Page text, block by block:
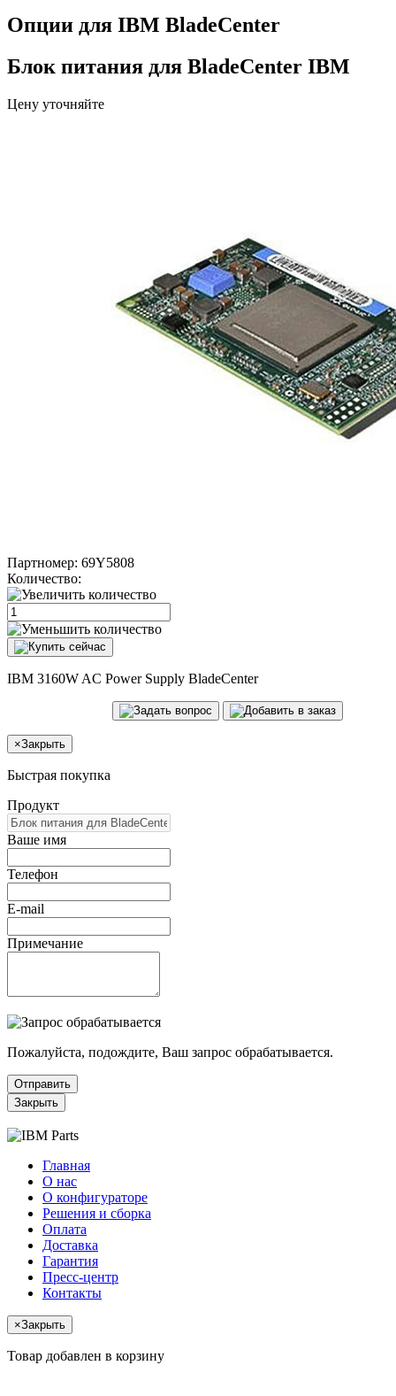
Опции для IBM BladeCenter
Блок питания для BladeCenter IBM
Цену уточняйте
Партномер: 69Y5808
Количество:
IBM 3160W AC Power Supply BladeCenter
×Закрыть
Быстрая покупка
Продукт
Ваше имя
Телефон
E-mail
Примечание
Пожалуйста, подождите, Ваш запрос обрабатывается.
Отправить
Закрыть
Главная
О нас
О конфигураторе
Решения и сборка
Оплата
Доставка
Гарантия
Пресс-центр
Контакты
×Закрыть
Товар добавлен в корзину